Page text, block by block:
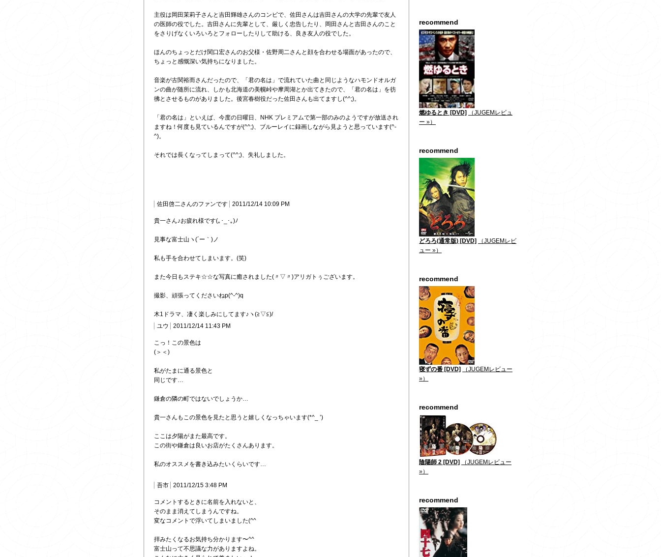
主役は岡田茉莉子さんと吉田輝雄さんのコンビで、佐田さんは吉田さんの大学の先輩で友人
の医師の役でした。吉田さんに先輩として、厳しく忠告したり、岡田さんと吉田さんのこと
をさりげなくいろいろとフォローしたりして助ける、良き友人の役でした。
ほんのちょっとだけ関口宏さんのお父様・佐野周二さんと顔を合わせる場面があったので、
ちょっと感慨深い気持ちになりました。
音楽が古関裕而さんだったので、「君の名は」で流れていた曲と同じようなハモンドオルガ
ンの曲が随所に流れ、しかも北海道の美幌峠や摩周湖とか出てきたので、「君の名は」を彷
彿とさせるものがありました。後宮春樹役だった佐田さんも出てますし(^^;)。
「君の名は」といえば、今度の日曜日、NHK プレミアムで第一部のみのようですが放送され
ますね！何度も見ているんですが(^^;)、ブルーレイに録画しながら見ようと思っています(^-
^)。
それでは長くなってしまって(^^;)、失礼しました。
佐田啓二さんのファンです 2011/12/14 10:09 PM
貴一さん♪お疲れ様です(｡･_･｡)ﾉ
見事な富士山ヽ(´ー｀)ノ
私も手を合わせてしまいます。(笑)
また今日もステキ☆☆な写真に癒されました(〃▽〃)アリガトぅございます。
撮影、頑張ってくださいねp(^-^)q
木1ドラマ、凄く楽しみにしてます♪ヽ(≧▽≦)/
ユウ
2011/12/14 11:43 PM
こっ！この景色は
(＞＜)
私がたまに通る景色と
同じです…
鎌倉の隣の町ではないでしょうか…
貴一さんもこの景色を見たと思うと嬉しくなっちゃいます(*^_ ’)
ここは夕陽がまた最高です。
この街や鎌倉は良いお店がたくさんあります。
私のオススメを書き込みたいくらいです…
吾市 2011/12/15 3:48 PM
コメントするときに名前を入れないと、
そのまま消えてしまうんですね。
変なコメントで浮いてしまいました(^^ゞ
拝みたくなるお気持ち分かります〜^^
富士山って不思議な力がありますよね。
recommend
燃ゆるとき [DVD]
（JUGEMレビュ
ー »）
recommend
どろろ(通常版) [DVD]
（JUGEMレビ
ュー »）
recommend
寝ずの番 [DVD]
（JUGEMレビュー
»）
recommend
陰陽師 2 [DVD]
（JUGEMレビュー
»）
recommend